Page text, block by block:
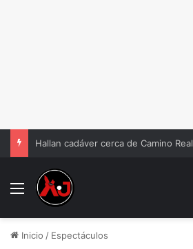
Hallan cadáver cerca de Camino Real
Menu
Inicio / Espectáculos